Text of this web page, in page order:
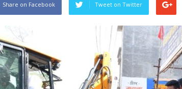
Share on Facebook Tweet on Twitter